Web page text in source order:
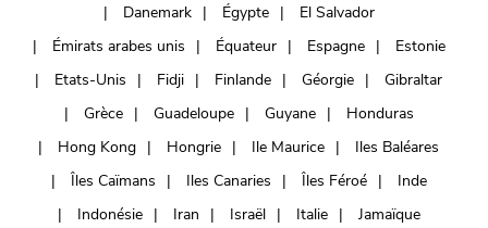
Danemark
Égypte
El Salvador
Émirats arabes unis
Équateur Espagne
Estonie
Etats-Unis
Fidji Finlande Géorgie
Gibraltar
Grèce
Guadeloupe Guyane
Honduras
Hong Kong
Hongrie Ile Maurice
Iles Baléares
Îles Caïmans
Iles Canaries Îles Féroé
Inde
Indonésie
Iran Israël Italie
Jamaïque